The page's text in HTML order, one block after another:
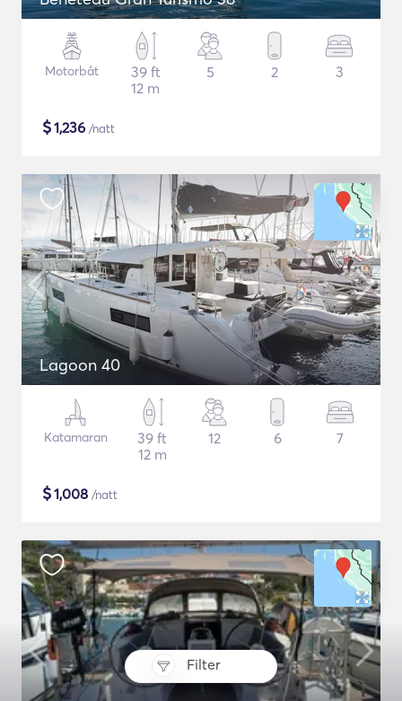
Filter
Motorbåt
39 ft
12 m
5 2 3
$1,236 /natt
Lagoon 40
Katamaran
39 ft
12 m
12 6 7
$1,008 /natt